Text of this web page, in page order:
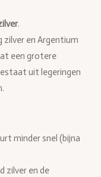
.
zilver en Argentium
een grotere
uit legeringen
minder snel (bijna
zilver en de